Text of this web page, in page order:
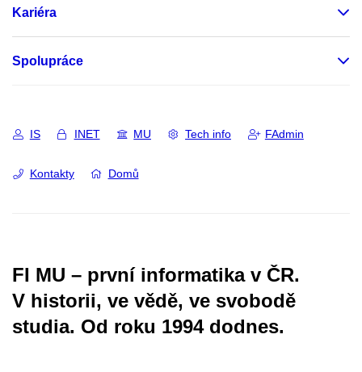
Kariéra
Spolupráce
IS INET MU Tech info FAdmin
Kontakty Domů
FI MU – první informatika v ČR.
V historii, ve vědě, ve svobodě
studia. Od roku 1994 dodnes.